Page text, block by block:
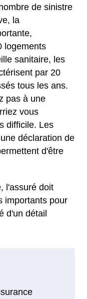
de sinistre
la
logements
sanitaire, les
par 20
tous les ans.
pas à une
vous
difficile. Les
déclaration de
d'être
l'assuré doit
importants pour
d'un détail